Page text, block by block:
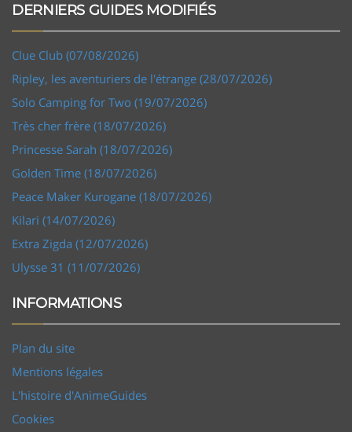
DERNIERS GUIDES MODIFIÉS
Clue Club (07/08/2026)
Ripley, les aventuriers de l'étrange (28/07/2026)
Solo Camping for Two (19/07/2026)
Très cher frère (18/07/2026)
Princesse Sarah (18/07/2026)
Golden Time (18/07/2026)
Peace Maker Kurogane (18/07/2026)
Kilari (14/07/2026)
Extra Zigda (12/07/2026)
Ulysse 31 (11/07/2026)
INFORMATIONS
Plan du site
Mentions légales
L'histoire d'AnimeGuides
Cookies